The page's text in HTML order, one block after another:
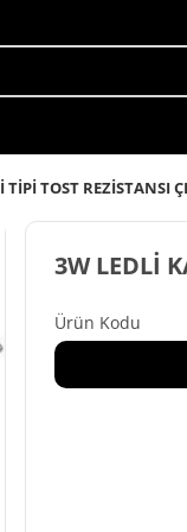
TİPİ TOST REZİSTANSI
3W LEDLİ